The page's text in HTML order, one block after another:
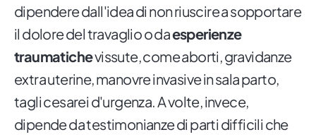
dipendere dall'idea di non riuscire a sopportare
il dolore del travaglio o daesperienze
traumatichevissute, come aborti, gravidanze
extra uterine, manovre invasive in sala parto,
tagli cesarei d'urgenza. A volte, invece,
dipende da testimonianze di parti difficili che